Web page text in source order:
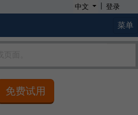
中文 | 登录
菜单
免费试用